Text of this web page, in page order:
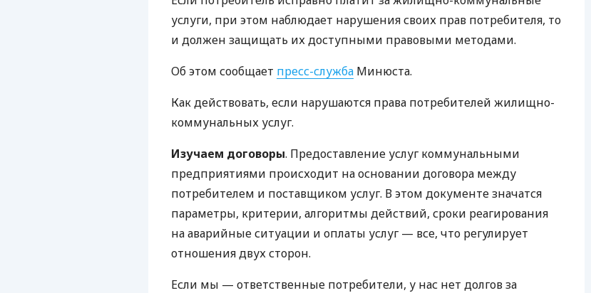
ЕЖЕМЕСЯЧНЫЙ ОБЗОР
КЕШБЭКА
услуги, при этом наблюдает нарушения своих прав потребителя, то
и должен защищать их доступными правовыми методами.
Об этом сообщает пресс-служба Минюста.
Как действовать, если нарушаются права потребителей жилищно-
коммунальных услуг.
Изучаем договоры. Предоставление услуг коммунальными
предприятиями происходит на основании договора между
потребителем и поставщиком услуг. В этом документе значатся
параметры, критерии, алгоритмы действий, сроки реагирования
на аварийные ситуации и оплаты услуг — все, что регулирует
отношения двух сторон.
Если мы — ответственные потребители, у нас нет долгов за